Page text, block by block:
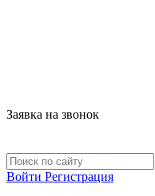
Заявка на звонок
Войти Регистрация